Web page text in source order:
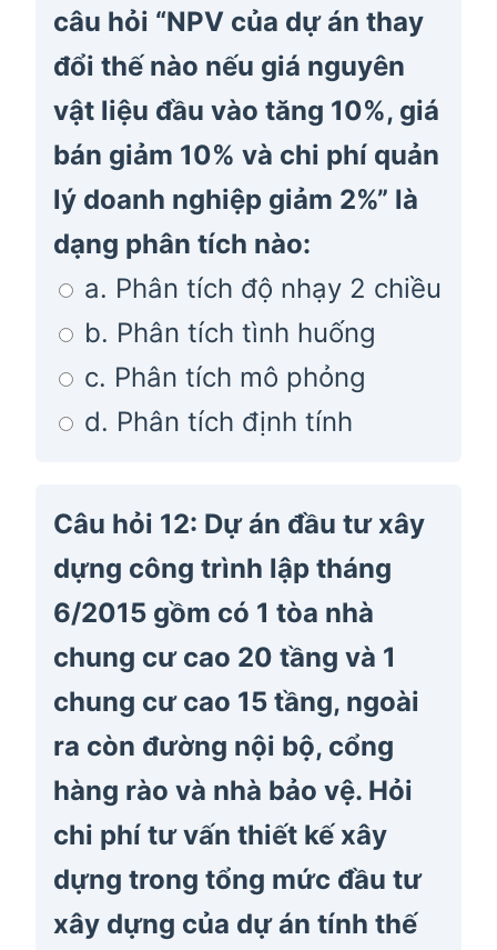
câu hỏi “NPV của dự án thay
đổi thế nào nếu giá nguyên
vật liệu đầu vào tăng 10%, giá
bán giảm 10% và chi phí quản
lý doanh nghiệp giảm 2%” là
dạng phân tích nào:
a. Phân tích độ nhạy 2 chiều
b. Phân tích tình huống
c. Phân tích mô phỏng
d. Phân tích định tính
Câu hỏi 12: Dự án đầu tư xây
dựng công trình lập tháng
6/2015 gồm có 1 tòa nhà
chung cư cao 20 tầng và 1
chung cư cao 15 tầng, ngoài
ra còn đường nội bộ, cổng
hàng rào và nhà bảo vệ. Hỏi
chi phí tư vấn thiết kế xây
dựng trong tổng mức đầu tư
xây dựng của dự án tính thế